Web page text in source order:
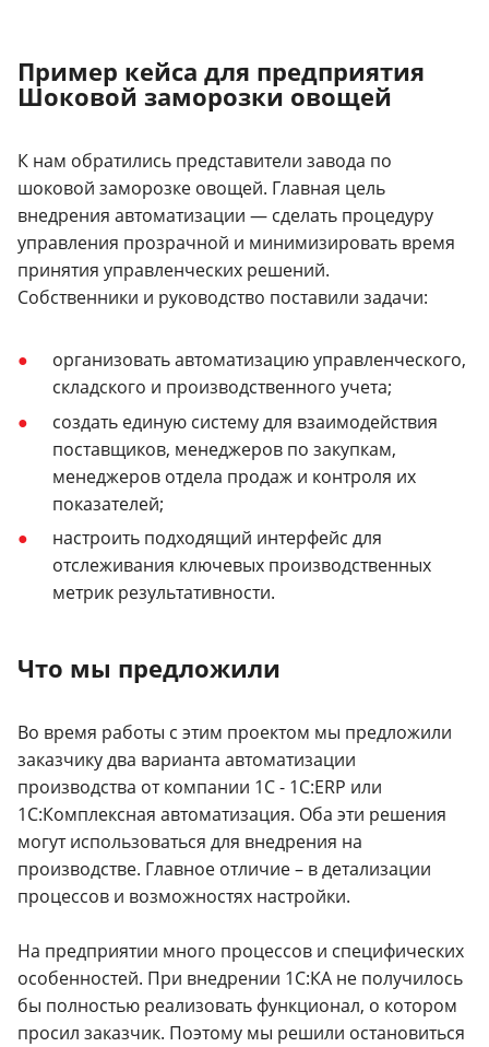
Пример кейса для предприятия
Шоковой заморозки овощей
К нам обратились представители завода по
шоковой заморозке овощей. Главная цель
внедрения автоматизации — сделать процедуру
управления прозрачной и минимизировать время
принятия управленческих решений.
Собственники и руководство поставили задачи:
организовать автоматизацию управленческого,
складского и производственного учета;
создать единую систему для взаимодействия
поставщиков, менеджеров по закупкам,
менеджеров отдела продаж и контроля их
показателей;
настроить подходящий интерфейс для
отслеживания ключевых производственных
метрик результативности.
Что мы предложили
Во время работы с этим проектом мы предложили
заказчику два варианта автоматизации
производства от компании 1С - 1C:ERP или
1C:Комплексная автоматизация. Оба эти решения
могут использоваться для внедрения на
производстве. Главное отличие – в детализации
процессов и возможностях настройки.
На предприятии много процессов и специфических
особенностей. При внедрении 1C:КА не получилось
бы полностью реализовать функционал, о котором
просил заказчик. Поэтому мы решили остановиться